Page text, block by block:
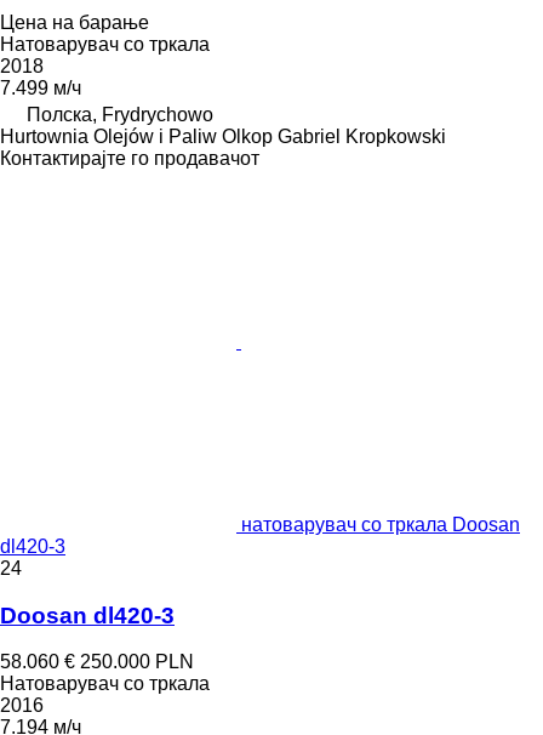
Цена на барање
Натоварувач со тркала
2018
7.499 м/ч
Полска, Frydrychowo
Hurtownia Olejów i Paliw Olkop Gabriel Kropkowski
Контактирајте го продавачот
натоварувач со тркала Doosan
dl420-3
24
Doosan dl420-3
58.060 € 250.000 PLN
Натоварувач со тркала
2016
7.194 м/ч